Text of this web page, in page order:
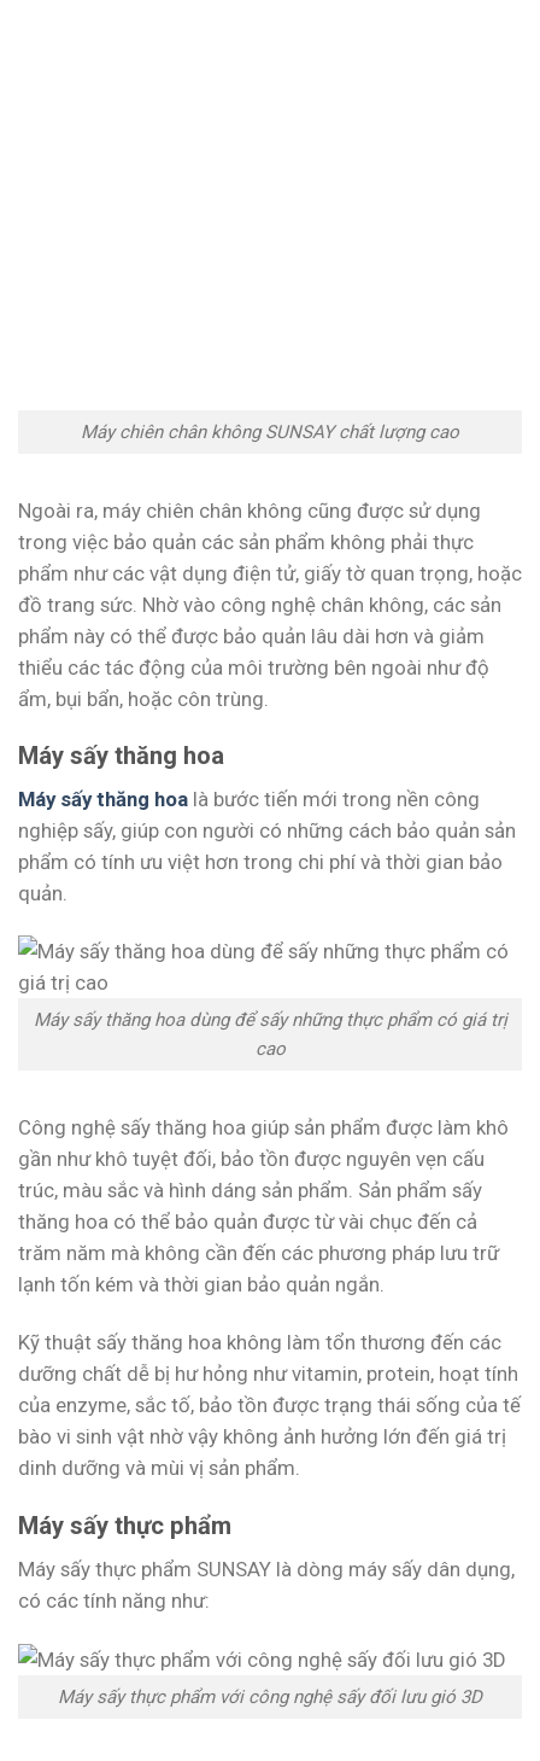
Máy chiên chân không SUNSAY chất lượng cao
Ngoài ra, máy chiên chân không cũng được sử dụng
trong việc bảo quản các sản phẩm không phải thực
phẩm như các vật dụng điện tử, giấy tờ quan trọng, hoặc
đồ trang sức. Nhờ vào công nghệ chân không, các sản
phẩm này có thể được bảo quản lâu dài hơn và giảm
thiểu các tác động của môi trường bên ngoài như độ
ẩm, bụi bẩn, hoặc côn trùng.
Máy sấy thăng hoa
Máy sấy thăng hoa là bước tiến mới trong nền công
nghiệp sấy, giúp con người có những cách bảo quản sản
phẩm có tính ưu việt hơn trong chi phí và thời gian bảo
quản.
Máy sấy thăng hoa dùng để sấy những thực phẩm có giá trị
cao
Công nghệ sấy thăng hoa giúp sản phẩm được làm khô
gần như khô tuyệt đối, bảo tồn được nguyên vẹn cấu
trúc, màu sắc và hình dáng sản phẩm. Sản phẩm sấy
thăng hoa có thể bảo quản được từ vài chục đến cả
trăm năm mà không cần đến các phương pháp lưu trữ
lạnh tốn kém và thời gian bảo quản ngắn.
Kỹ thuật sấy thăng hoa không làm tổn thương đến các
dưỡng chất dễ bị hư hỏng như vitamin, protein, hoạt tính
của enzyme, sắc tố, bảo tồn được trạng thái sống của tế
bào vi sinh vật nhờ vậy không ảnh hưởng lớn đến giá trị
dinh dưỡng và mùi vị sản phẩm.
Máy sấy thực phẩm
Máy sấy thực phẩm SUNSAY là dòng máy sấy dân dụng,
có các tính năng như:
Máy sấy thực phẩm với công nghệ sấy đối lưu gió 3D